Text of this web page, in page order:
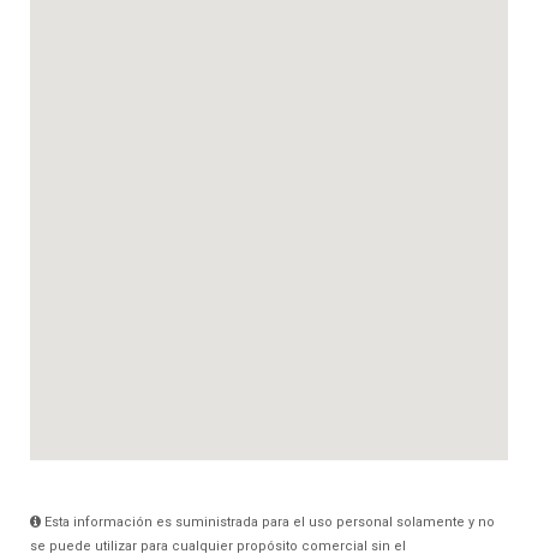
Esta información es suministrada para el uso personal solamente y no
se puede utilizar para cualquier propósito comercial sin el